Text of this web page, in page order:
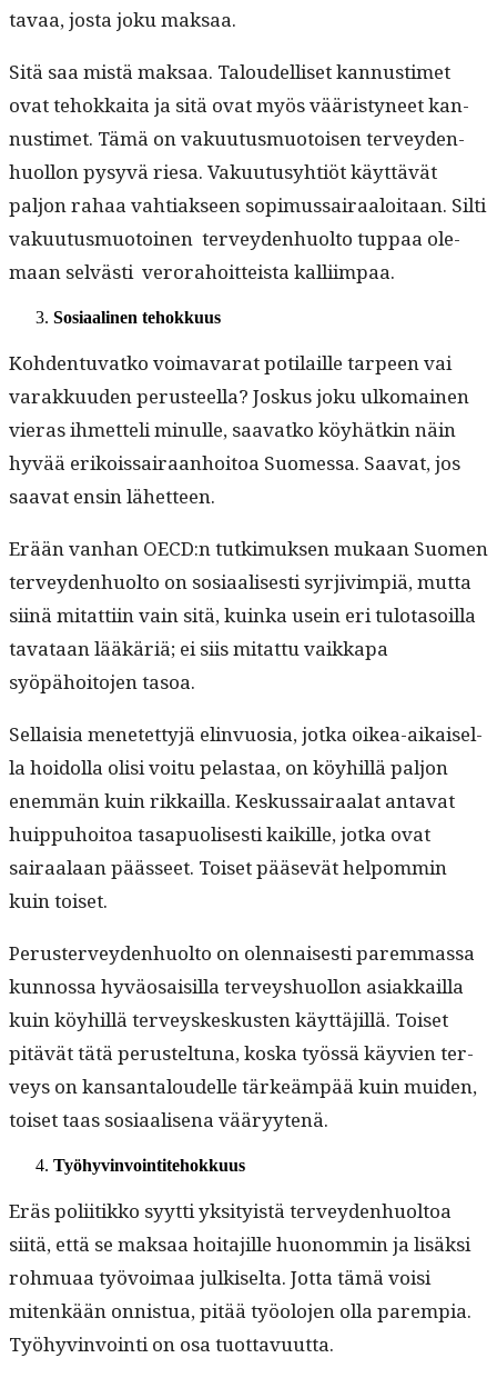
tavaa, jos­ta joku maksaa.
Sitä saa mis­tä mak­saa. Taloudel­liset kan­nus­timet
ovat tehokkai­ta ja sitä ovat myös vääristyneet kan­
nus­timet. Tämä on vaku­u­tus­muo­toisen ter­vey­den­
huol­lon pysyvä riesa. Vaku­u­tusy­htiöt käyt­tävät
paljon rahaa vah­ti­ak­seen sopimus­sairaaloitaan. Silti
vaku­u­tus­muo­toinen ter­vey­den­huolto tup­paa ole­
maan selvästi verora­hoit­teista kalliimpaa.
Sosi­aa­li­nen tehokkuus
Kohden­tu­vatko voimavarat poti­laille tarpeen vai
varakku­u­den perus­teel­la? Joskus joku ulko­mainen
vieras ihmetteli min­ulle, saa­vatko köy­hätkin näin
hyvää erikois­sairaan­hoitoa Suomes­sa. Saa­vat, jos
saa­vat ensin lähetteen.
Erään van­han OECD:n tutkimuk­sen mukaan Suomen
ter­vey­den­huolto on sosi­aalis­es­ti syr­jivimpiä, mut­ta
siinä mitat­ti­in vain sitä, kuin­ka usein eri tulota­soil­la
tavataan lääkäriä; ei siis mitat­tu vaikka­pa
syöpähoito­jen tasoa.
Sel­l­aisia menetet­tyjä elin­vu­osia, jot­ka oikea-aikaisel­
la hoidol­la olisi voitu pelas­taa, on köy­hillä paljon
enem­män kuin rikkail­la. Keskus­sairaalat anta­vat
huip­puhoitoa tas­a­puolis­es­ti kaikille, jot­ka ovat
sairaalaan päässeet. Toiset pää­sevät helpom­min
kuin toiset.
Peruster­vey­den­huolto on olen­nais­es­ti parem­mas­sa
kun­nos­sa hyväo­saisil­la ter­veyshuol­lon asi­akkail­la
kuin köy­hillä ter­veyskeskusten käyt­täjil­lä. Toiset
pitävät tätä perustel­tuna, kos­ka työssä käyvien ter­
veys on kansan­taloudelle tärkeäm­pää kuin muiden,
toiset taas sosi­aalise­na vääryytenä.
Työhyv­in­voin­tite­hokku­us
Eräs poli­itikko syyt­ti yksi­ty­istä ter­vey­den­huoltoa
siitä, että se mak­saa hoita­jille huonom­min ja lisäk­si
rohmuaa työvoimaa julkiselta. Jot­ta tämä voisi
mitenkään onnis­tua, pitää työolo­jen olla parem­pia.
Työhyv­in­voin­ti on osa tuottavuutta.